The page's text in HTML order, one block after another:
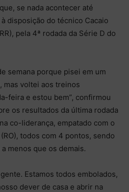
se nada acontecer até
disposição do técnico Cacaio
pela 4ª rodada da Série D do
semana porque pisei em um
mas voltei aos treinos
feira e estou bem”, confirmou
os resultados da última rodada
co-liderança, empatado com o
todos com 4 pontos, sendo
menos que os demais.
Estamos todos embolados,
dever de casa e abrir na